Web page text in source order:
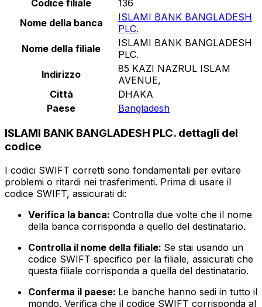
Codice filiale
136
Nome della banca
ISLAMI BANK BANGLADESH
PLC.
Nome della filiale
ISLAMI BANK BANGLADESH
PLC.
Indirizzo
85 KAZI NAZRUL ISLAM
AVENUE,
Città
DHAKA
Paese
Bangladesh
ISLAMI BANK BANGLADESH PLC. dettagli del
codice
I codici SWIFT corretti sono fondamentali per evitare
problemi o ritardi nei trasferimenti. Prima di usare il
codice SWIFT, assicurati di:
Verifica la banca: Controlla due volte che il nome
della banca corrisponda a quello del destinatario.
Controlla il nome della filiale: Se stai usando un
codice SWIFT specifico per la filiale, assicurati che
questa filiale corrisponda a quella del destinatario.
Conferma il paese: Le banche hanno sedi in tutto il
mondo. Verifica che il codice SWIFT corrisponda al